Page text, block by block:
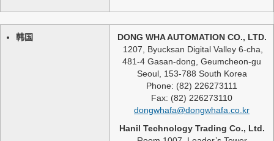
韩国
DONG WHA AUTOMATION CO., LTD.
1207, Byucksan Digital Valley 6-cha,
481-4 Gasan-dong, Geumcheon-gu
Seoul, 153-788 South Korea
Phone: (82) 226273111
Fax: (82) 226273110
dongwhafa@dongwhafa.co.kr
Hanil Technology Trading Co., Ltd.